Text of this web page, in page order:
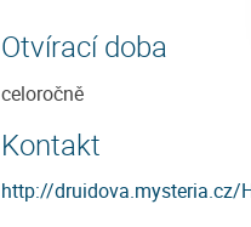
Otvírací doba
celoročně
Kontakt
http://druidova.mysteria.cz/